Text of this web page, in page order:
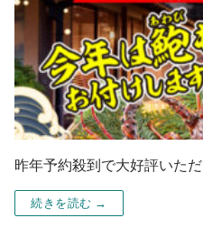
昨年予約殺到で大好評いた
続きを読む →